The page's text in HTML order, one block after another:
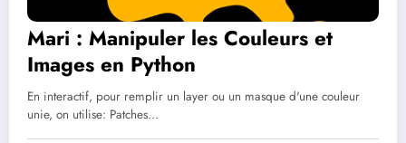
Mari : Manipuler les Couleurs et
Images en Python
En interactif, pour remplir un layer ou un masque d'une couleur
unie, on utilise: Patches…